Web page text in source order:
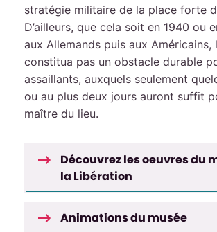
stratégie militaire de la place forte
D’ailleurs, que cela soit en 1940 ou
aux Allemands puis aux Américains,
constitua pas un obstacle durable
assaillants, auxquels seulement
ou au plus deux jours auront suffit
maître du lieu.
Découvrez les oeuvres du
la Libération
Animations du musée